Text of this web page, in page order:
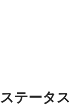
ステータス